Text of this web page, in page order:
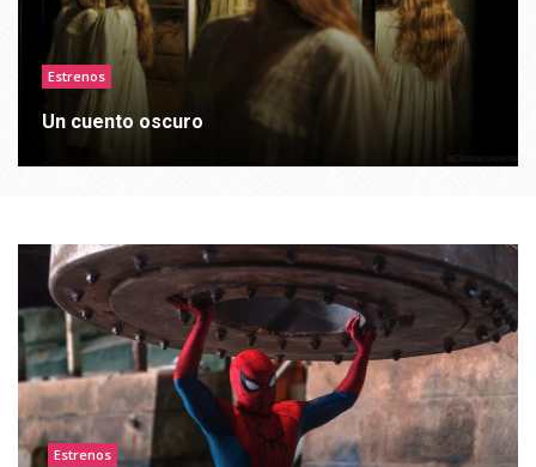
Estrenos
Un cuento oscuro
Estrenos